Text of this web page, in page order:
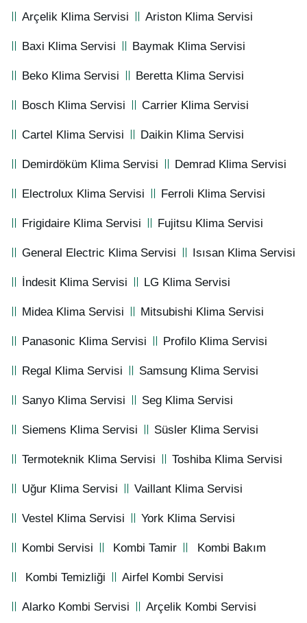
Arçelik Klima Servisi Ariston Klima Servisi
Baxi Klima Servisi Baymak Klima Servisi
Beko Klima Servisi Beretta Klima Servisi
Bosch Klima Servisi Carrier Klima Servisi
Cartel Klima Servisi Daikin Klima Servisi
Demirdöküm Klima Servisi Demrad Klima Servisi
Electrolux Klima Servisi Ferroli Klima Servisi
Frigidaire Klima Servisi Fujitsu Klima Servisi
General Electric Klima Servisi Isısan Klima Servisi
İndesit Klima Servisi LG Klima Servisi
Midea Klima Servisi Mitsubishi Klima Servisi
Panasonic Klima Servisi Profilo Klima Servisi
Regal Klima Servisi Samsung Klima Servisi
Sanyo Klima Servisi Seg Klima Servisi
Siemens Klima Servisi Süsler Klima Servisi
Termoteknik Klima Servisi Toshiba Klima Servisi
Uğur Klima Servisi Vaillant Klima Servisi
Vestel Klima Servisi York Klima Servisi
Kombi Servisi Kombi Tamir Kombi Bakım
Kombi Temizliği Airfel Kombi Servisi
Alarko Kombi Servisi Arçelik Kombi Servisi